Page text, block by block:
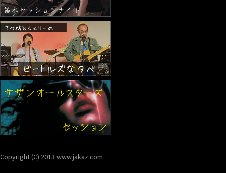
Copyright (C) 2013 www.jakaz.com